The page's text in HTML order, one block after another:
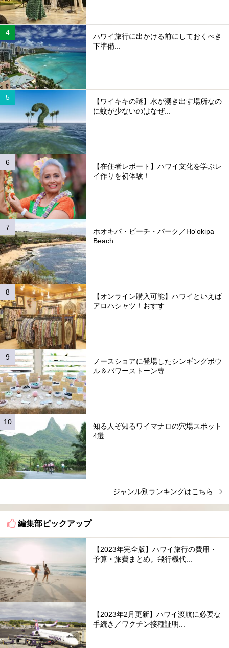
ハワイ旅行に出かける前にしておくべき
下準備...
【ワイキキの謎】水が湧き出す場所なの
に蚊が少ないのはなぜ...
【在住者レポート】ハワイ文化を学ぶレ
イ作りを初体験！...
ホオキパ・ビーチ・パーク／Ho'okipa
Beach ...
【オンライン購入可能】ハワイといえば
アロハシャツ！おすす...
ノースショアに登場したシンギングボウ
ル＆パワーストーン専...
知る人ぞ知るワイマナロの穴場スポット
4選...
ジャンル別ランキングはこちら
編集部ピックアップ
【2023年完全版】ハワイ旅行の費用・
予算・旅費まとめ。飛行機代...
【2023年2月更新】ハワイ渡航に必要な
手続き／ワクチン接種証明...